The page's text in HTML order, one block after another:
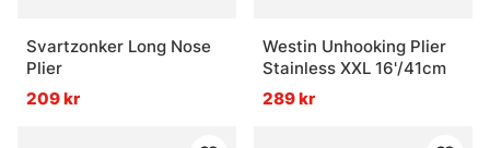
Svartzonker Long Nose
Plier
209 kr
Westin Unhooking Plier
Stainless XXL 16'/41cm
289 kr